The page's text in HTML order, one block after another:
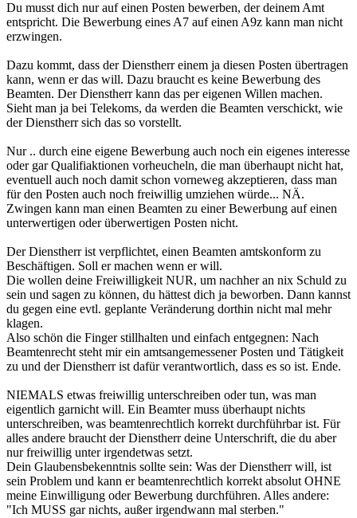
Du musst dich nur auf einen Posten bewerben, der deinem Amt
entspricht. Die Bewerbung eines A7 auf einen A9z kann man nicht
erzwingen.
Dazu kommt, dass der Dienstherr einem ja diesen Posten übertragen
kann, wenn er das will. Dazu braucht es keine Bewerbung des
Beamten. Der Dienstherr kann das per eigenen Willen machen.
Sieht man ja bei Telekoms, da werden die Beamten verschickt, wie
der Dienstherr sich das so vorstellt.
Nur .. durch eine eigene Bewerbung auch noch ein eigenes interesse
oder gar Qualifiaktionen vorheucheln, die man überhaupt nicht hat,
eventuell auch noch damit schon vorneweg akzeptieren, dass man
für den Posten auch noch freiwillig umziehen würde... NÄ.
Zwingen kann man einen Beamten zu einer Bewerbung auf einen
unterwertigen oder überwertigen Posten nicht.
Der Dienstherr ist verpflichtet, einen Beamten amtskonform zu
Beschäftigen. Soll er machen wenn er will.
Die wollen deine Freiwilligkeit NUR, um nachher an nix Schuld zu
sein und sagen zu können, du hättest dich ja beworben. Dann kannst
du gegen eine evtl. geplante Veränderung dorthin nicht mal mehr
klagen.
Also schön die Finger stillhalten und einfach entgegnen: Nach
Beamtenrecht steht mir ein amtsangemessener Posten und Tätigkeit
zu und der Dienstherr ist dafür verantwortlich, dass es so ist. Ende.
NIEMALS etwas freiwillig unterschreiben oder tun, was man
eigentlich garnicht will. Ein Beamter muss überhaupt nichts
unterschreiben, was beamtenrechtlich korrekt durchführbar ist. Für
alles andere braucht der Dienstherr deine Unterschrift, die du aber
nur freiwillig unter irgendetwas setzt.
Dein Glaubensbekenntnis sollte sein: Was der Dienstherr will, ist
sein Problem und kann er beamtenrechtlich korrekt absolut OHNE
meine Einwilligung oder Bewerbung durchführen. Alles andere:
"Ich MUSS gar nichts, außer irgendwann mal sterben."